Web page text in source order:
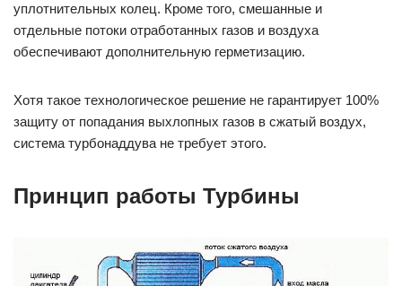
уплотнительных колец. Кроме того, смешанные и
отдельные потоки отработанных газов и воздуха
обеспечивают дополнительную герметизацию.
Хотя такое технологическое решение не гарантирует 100%
защиту от попадания выхлопных газов в сжатый воздух,
система турбонаддува не требует этого.
Принцип работы Турбины